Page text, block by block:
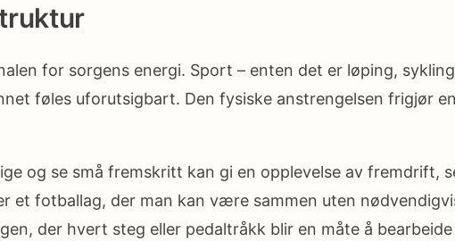
for sorgens energi. Sport – enten det er løping,
føles uforutsigbart. Den fysiske anstrengelsen frigjør
og se små fremskritt kan gi en opplevelse av fremdrift,
et fotballag, der man kan være sammen uten
der hvert steg eller pedaltråkk blir en måte å